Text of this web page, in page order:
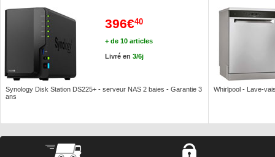
396€40
+ de 10 articles
Livré en 3/6j
Synology Disk Station DS225+ - serveur NAS 2 baies - Garantie 3
ans
Whirlpool - Lave-